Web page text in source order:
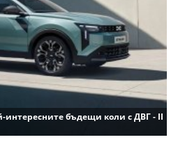
бъдещи коли с ДВГ - II